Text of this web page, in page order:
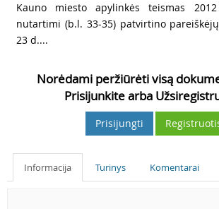
Kauno miesto apylinkės teismas
nutartimi (b.l. 33-35) patvirtino
23 d....
Norėdami peržiūrėti visą
Prisijunkite arba
Prisijungti
Informacija Turinys Komentarai